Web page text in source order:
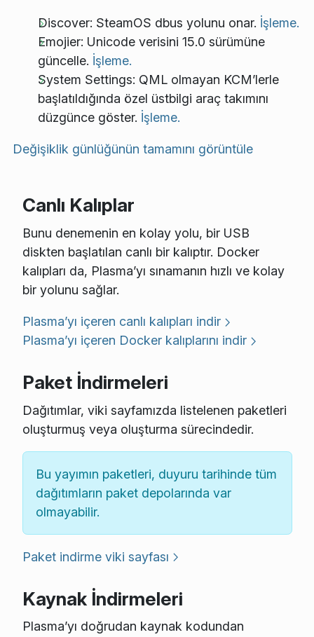
Discover: SteamOS dbus yolunu onar. İşleme.
Emojier: Unicode verisini 15.0 sürümüne
güncelle. İşleme.
System Settings: QML olmayan KCM’lerle
başlatıldığında özel üstbilgi araç takımını
düzgünce göster. İşleme.
Değişiklik günlüğünün tamamını görüntüle
Canlı Kalıplar
Bunu denemenin en kolay yolu, bir USB
diskten başlatılan canlı bir kalıptır. Docker
kalıpları da, Plasma’yı sınamanın hızlı ve kolay
bir yolunu sağlar.
Plasma’yı içeren canlı kalıpları indir
Plasma’yı içeren Docker kalıplarını indir
Paket İndirmeleri
Dağıtımlar, viki sayfamızda listelenen paketleri
oluşturmuş veya oluşturma sürecindedir.
Bu yayımın paketleri, duyuru tarihinde tüm
dağıtımların paket depolarında var
olmayabilir.
Paket indirme viki sayfası
Kaynak İndirmeleri
Plasma’yı doğrudan kaynak kodundan